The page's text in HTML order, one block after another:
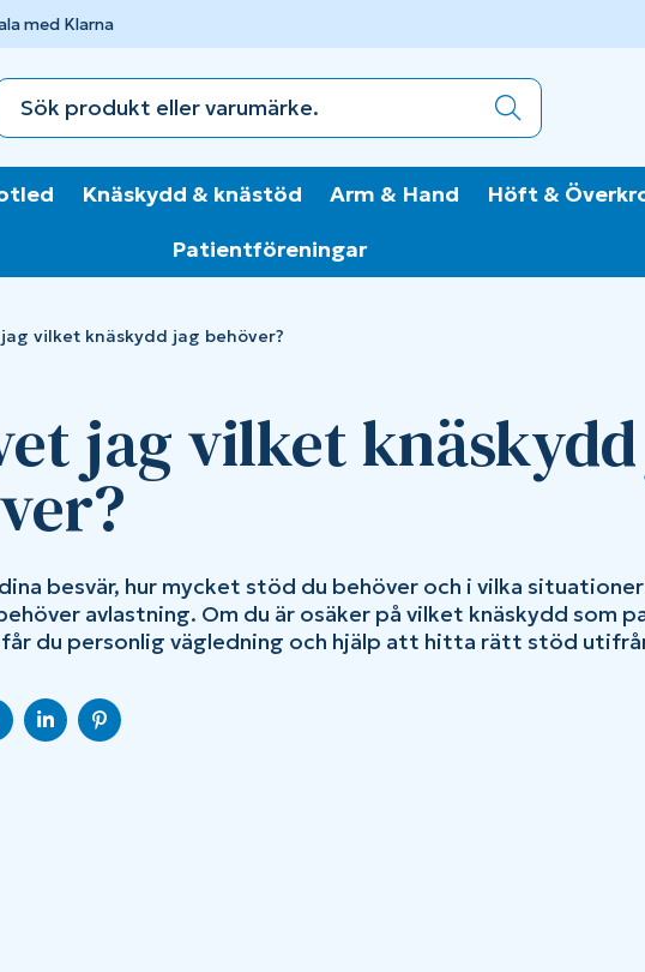
med Klarna
Knäskydd & knästöd Arm & Hand Höft &
Patientföreningar
vilket knäskydd jag behöver?
jag vilket
besvär, hur mycket stöd du behöver och i vilka
avlastning. Om du är osäker på vilket knäskydd som
får du personlig vägledning och hjälp att hitta rätt stöd
DELA
PÅ
DELA
PÅ
PÅ